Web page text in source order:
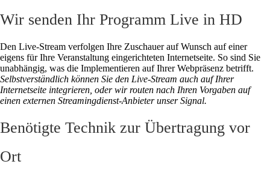
Wir senden Ihr Programm Live in HD
Den Live-Stream verfolgen Ihre Zuschauer auf Wunsch auf einer
eigens für Ihre Veranstaltung eingerichteten Internetseite. So sind Sie
unabhängig, was die Implementieren auf Ihrer Webpräsenz betrifft.
Selbstverständlich können Sie den Live-Stream auch auf Ihrer
Internetseite integrieren, oder wir routen nach Ihren Vorgaben auf
einen externen Streamingdienst-Anbieter unser Signal.
Benötigte Technik zur Übertragung vor
Ort